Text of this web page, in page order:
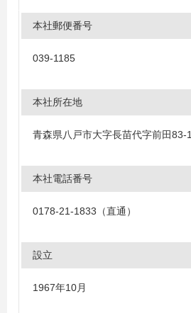
本社郵便番号
039-1185
本社所在地
青森県八戸市大字長苗代字前田83-1
本社電話番号
0178-21-1833（直通）
設立
1967年10月